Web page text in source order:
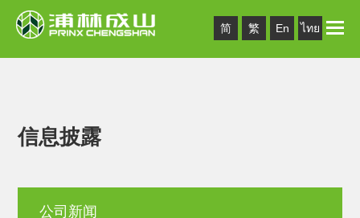
简 繁 En ไทย Toggle
信息披露
公司新闻